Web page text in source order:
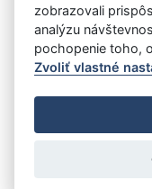
Vystavil:Stredná
Úrad vlády SR
-
Prehlásenie o
Nastavenia cookies
:
zobrazovali
analýzu
pochopenie toho,
Zvoliť vlastné